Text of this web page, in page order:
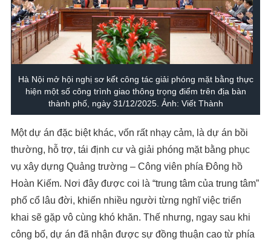
Hà Nội mở hội nghị sơ kết công tác giải phóng mặt bằng thực
hiện một số công trình giao thông trọng điểm trên địa bàn
thành phố, ngày 31/12/2025. Ảnh: Viết Thành
Một dự án đặc biệt khác, vốn rất nhạy cảm, là dự án bồi
thường, hỗ trợ, tái định cư và giải phóng mặt bằng phục
vụ xây dựng Quảng trường – Công viên phía Đông hồ
Hoàn Kiếm. Nơi đây được coi là “trung tâm của trung tâm”
phố cổ lâu đời, khiến nhiều người từng nghĩ việc triển
khai sẽ gặp vô cùng khó khăn. Thế nhưng, ngay sau khi
công bố, dự án đã nhận được sự đồng thuận cao từ phía